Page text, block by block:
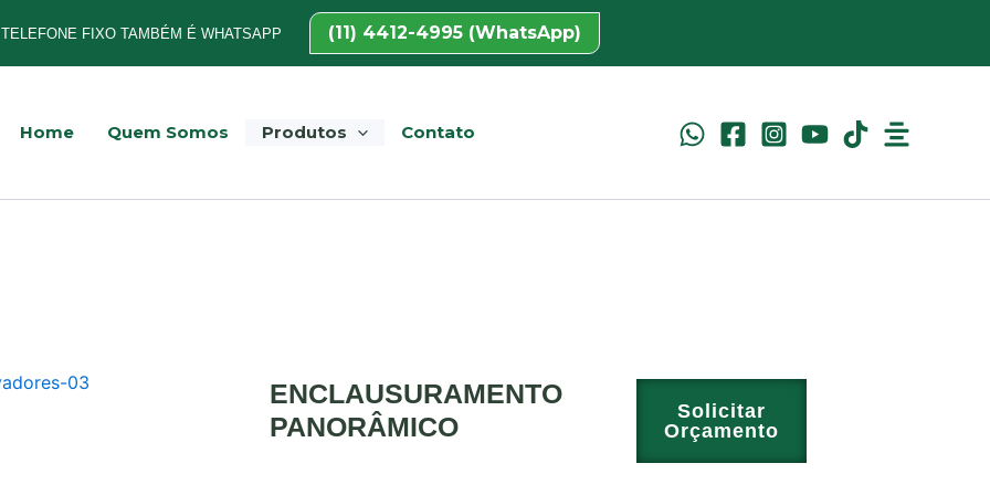
FIXO TAMBÉM É WHATSAPP (11) 4412-4995 (WhatsApp)
Home Quem Somos Produtos Contato
ENCLAUSURAMENTO
PANORÂMICO
Solicitar
Orçamento